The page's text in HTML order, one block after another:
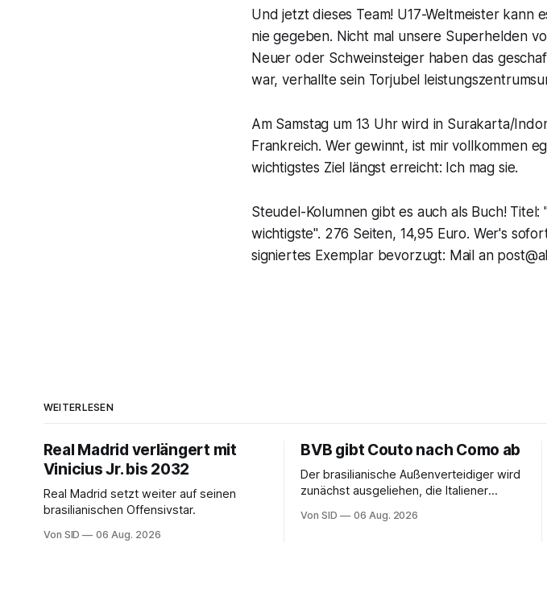
Und jetzt dieses Team! U17-Weltmeister kann
nie gegeben. Nicht mal unsere Superhelden
Neuer oder Schweinsteiger haben das
war, verhallte sein Torjubel
Am Samstag um 13 Uhr wird in Surakarta/
Frankreich. Wer gewinnt, ist mir vollkommen
wichtigstes Ziel längst erreicht: Ich mag sie.
Steudel-Kolumnen gibt es auch als Buch! Titel:
wichtigste". 276 Seiten, 14,95 Euro. Wer's
signiertes Exemplar bevorzugt: Mail an
WEITERLESEN
Real Madrid verlängert mit
Vinicius Jr. bis 2032
Real Madrid setzt weiter auf seinen
brasilianischen Offensivstar.
Von SID 06 Aug. 2026
BVB gibt Couto nach Como ab
Der brasilianische Außenverteidiger wird
zunächst ausgeliehen, die Italiener
Von SID 06 Aug. 2026